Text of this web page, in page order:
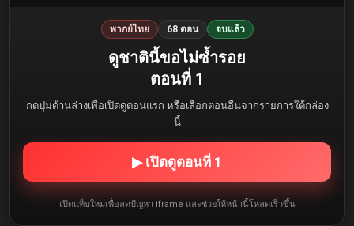
พากย์ไทย 68 ตอน จบแล้ว
ดูชาตินี้ขอไม่ซ้ำรอย
ตอนที่ 1
กดปุ่มด้านล่างเพื่อเปิดดูตอนแรก หรือเลือกตอนอื่นจากรายการใต้กล่อง
นี้
▶ เปิดดูตอนที่ 1
เปิดแท็บใหม่เพื่อลดปัญหา iframe และช่วยให้หน้านี้โหลดเร็วขึ้น